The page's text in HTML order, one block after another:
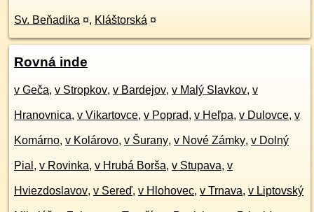
Sv. Beňadika ¤, Kláštorská ¤
Rovná inde
v Geča, v Stropkov, v Bardejov, v Malý Slavkov, v
Hranovnica, v Vikartovce, v Poprad, v Heľpa, v Dulovce, v
Komárno, v Kolárovo, v Šurany, v Nové Zámky, v Dolný
Pial , v Rovinka, v Hrubá Borša, v Stupava, v
Hviezdoslavov, v Sereď, v Hlohovec, v Trnava, v Liptovský